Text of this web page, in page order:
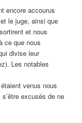
encore accourus
le juge, ainsi que
et nous
ce que nous
divise leur
Les notables
venus nous
excusés de ne